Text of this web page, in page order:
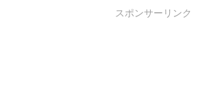
スポンサーリンク